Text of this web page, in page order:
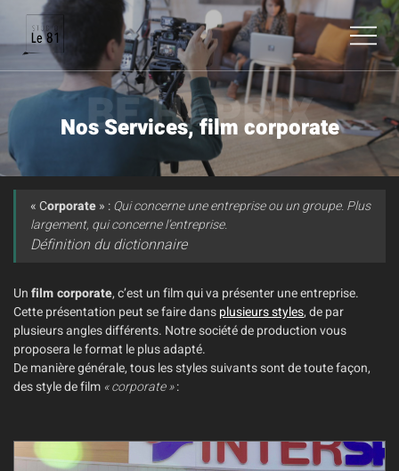
BE HAPPIX
Nos Services, film corporate
« Corporate» :Qui concerne une entreprise ou un groupe. Plus
largement, qui concerne l’entreprise.
Définition du dictionnaire
Unfilm corporate, c’est un film qui va présenter une entreprise.
Cette présentation peut se faire dansplusieurs styles, de par
plusieurs angles différents. Notre société de production vous
proposera le format le plus adapté.
De manière générale, tous les styles suivants sont de toute façon,
des style de film « corporate »: